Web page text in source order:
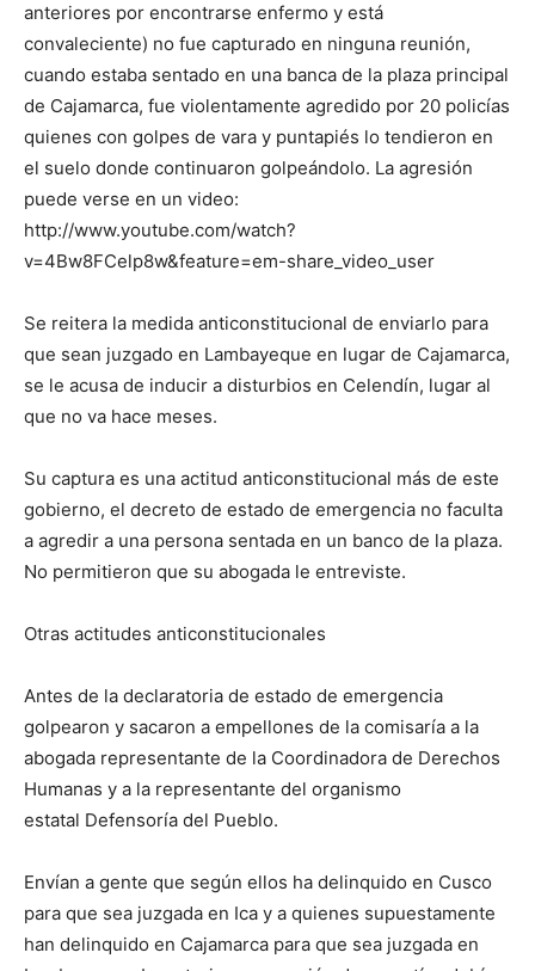
anteriores por encontrarse enfermo y está
convaleciente) no fue capturado en ninguna reunión,
cuando estaba sentado en una banca de la plaza principal
de Cajamarca, fue violentamente agredido por 20 policías
quienes con golpes de vara y puntapiés lo tendieron en
el suelo donde continuaron golpeándolo. La agresión
puede verse en un video:
http://www.youtube.com/watch?
v=4Bw8FCelp8w&feature=em-share_video_user
Se reitera la medida anticonstitucional de enviarlo para
que sean juzgado en Lambayeque en lugar de Cajamarca,
se le acusa de inducir a disturbios en Celendín, lugar al
que no va hace meses.
Su captura es una actitud anticonstitucional más de este
gobierno, el decreto de estado de emergencia no faculta
a agredir a una persona sentada en un banco de la plaza.
No permitieron que su abogada le entreviste.
Otras actitudes anticonstitucionales
Antes de la declaratoria de estado de emergencia
golpearon y sacaron a empellones de la comisaría a la
abogada representante de la Coordinadora de Derechos
Humanas y a la representante del organismo
estatal Defensoría del Pueblo.
Envían a gente que según ellos ha delinquido en Cusco
para que sea juzgada en Ica y a quienes supuestamente
han delinquido en Cajamarca para que sea juzgada en